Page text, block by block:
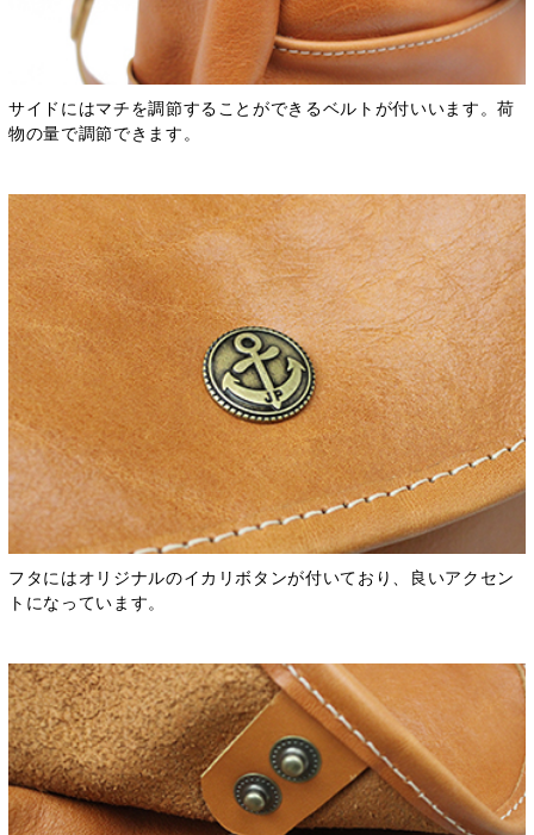
サイドにはマチを調節することができるベルトが付いいます。荷
物の量で調節できます。
フタにはオリジナルのイカリボタンが付いており、良いアクセン
トになっています。